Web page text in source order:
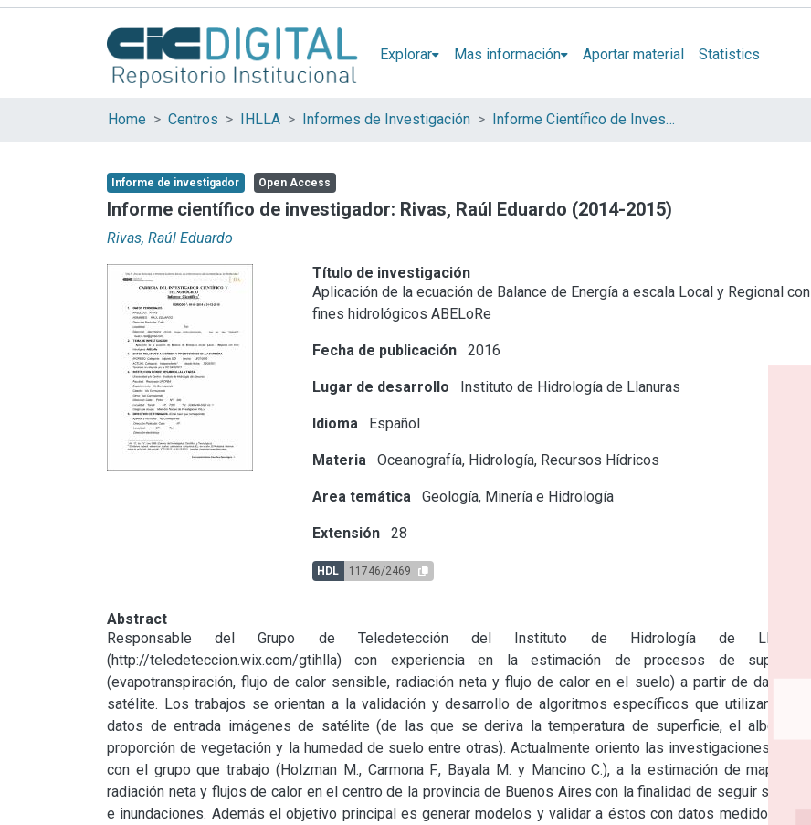
Explorar Mas información Aportar material Statistics
Home Centros IHLLA Informes de Investigación Informe Científico de Investigador
Informe de investigador Open Access
Informe científico de investigador: Rivas, Raúl Eduardo (2014-2015)
Rivas, Raúl Eduardo
Título de investigación
Aplicación de la ecuación de Balance de Energía a escala Local y Regional con
fines hidrológicos ABELoRe
Fecha de publicación 2016
Lugar de desarrollo Instituto de Hidrología de Llanuras
Idioma Español
Materia Oceanografía, Hidrología, Recursos Hídricos
Area temática Geología, Minería e Hidrología
Extensión 28
HDL 11746/2469
Abstract
Responsable del Grupo de Teledetección del Instituto de Hidrología de Llanuras
(http://teledeteccion.wix.com/gtihlla) con experiencia en la estimación de procesos de superficie
(evapotranspiración, flujo de calor sensible, radiación neta y flujo de calor en el suelo) a partir de datos de
satélite. Los trabajos se orientan a la validación y desarrollo de algoritmos específicos que utilizan como
datos de entrada imágenes de satélite (de las que se deriva la temperatura de superficie, el albedo, la
proporción de vegetación y la humedad de suelo entre otras). Actualmente oriento las investigaciones , junto
con el grupo que trabajo (Holzman M., Carmona F., Bayala M. y Mancino C.), a la estimación de mapas de
radiación neta y flujos de calor en el centro de la provincia de Buenos Aires con la finalidad de seguir sequías
e inundaciones. Además el objetivo principal es generar modelos y validar a éstos con datos medidos en la